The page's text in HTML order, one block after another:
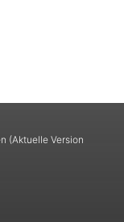
(Aktuelle Version